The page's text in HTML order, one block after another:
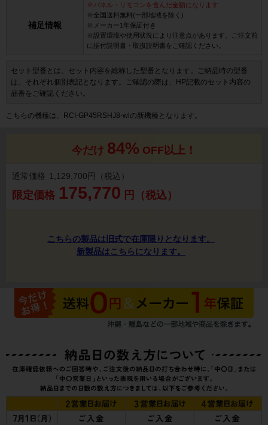
補足情報
※パネル・リモコンを含んだ金額になります
※全国送料無料(一部地域を除く)
※メーカー1年保証付き
※設置環境や使用状況により注意点があります。ご注文前
に据付説明書・取扱説明書をご確認ください。
セット型番とは、セット内容を総称した型番となります。ご納品時の型番
は、それぞれ個別表記となります。ご確認の際は、HP記載のセット内容の
品番をご確認ください。
こちらの機種は、RCI-GP45RSHJ8-wlの新機種となります。
今だけ 84% OFF以上！
通常価格 1,129,700円（税込）
限定価格 175,770 円（税込）
こちらの製品は旧式で在庫限りとなります。
新製品はこちらになります。